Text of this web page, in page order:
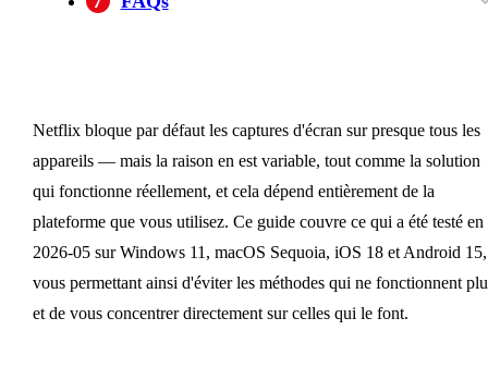
Netflix bloque par défaut les captures d'écran sur presque tous les
appareils — mais la raison en est variable, tout comme la solution
qui fonctionne réellement, et cela dépend entièrement de la
plateforme que vous utilisez. Ce guide couvre ce qui a été testé en
2026-05 sur Windows 11, macOS Sequoia, iOS 18 et Android 15,
vous permettant ainsi d'éviter les méthodes qui ne fonctionnent
et de vous concentrer directement sur celles qui le font.